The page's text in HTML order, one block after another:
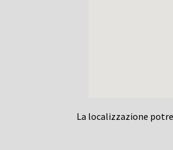
La localizzazione